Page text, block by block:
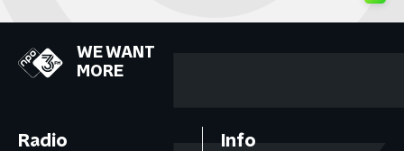
WE WANT
MORE
Radio Info